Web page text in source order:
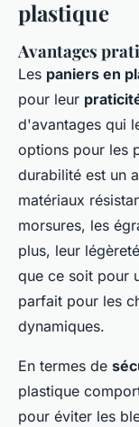
plastique
Avantages
Les paniers en
pour leur
d'avantages qui
options pour les
durabilité est un
matériaux
morsures, les
plus, leur
que ce soit pour
parfait pour les
dynamiques.
En termes de
plastique
pour éviter les